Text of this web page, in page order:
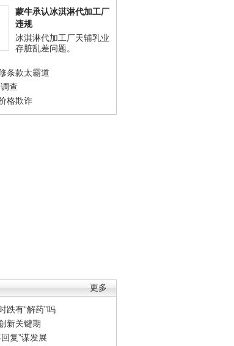
蒙牛承认冰淇淋代加工厂
违规
冰淇淋代加工厂天辅乳业
存脏乱差问题。
条款太霸道
查
格欺诈
更多
跌有“解药”吗
新关键期
复”谋发展